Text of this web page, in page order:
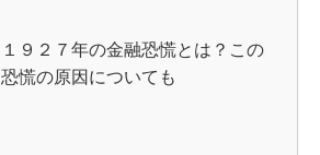
１９２７年の金融恐慌とは？この
恐慌の原因についても